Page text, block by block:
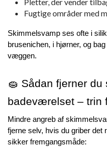
Pletter, der vender
Fugtige områder med
Skimmelsvamp ses ofte i
brusenichen, i hjørner, og
væggen.
🧽 Sådan fjerner
badeværelset – trin
Mindre angreb af
fjerne selv, hvis du griber det
sikker fremgangsmåde: